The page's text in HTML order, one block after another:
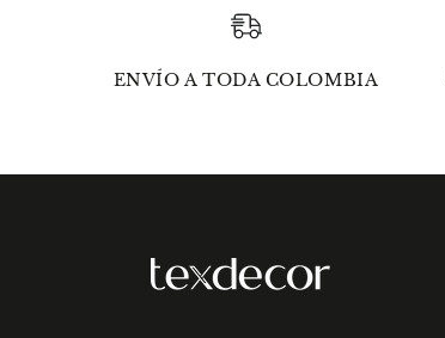
ENVÍO A TODA COLOMBIA